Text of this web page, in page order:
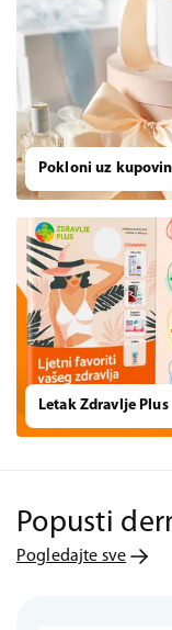
Pokloni uz
Letak Zdravlje Plus
Popusti
Pogledajte sve